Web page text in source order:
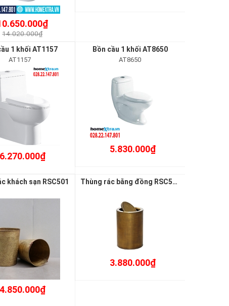
14.020.000₫
1 khối AT1157
AT1157
6.270.000₫
Bồn cầu 1 khối AT8650
AT8650
5.830.000₫
khách sạn RSC501
4.850.000₫
Thùng rác bằng đồng RSC504
3.880.000₫